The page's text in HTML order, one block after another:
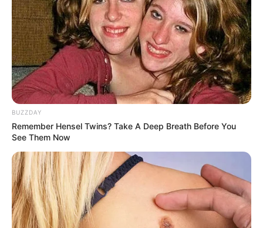
Halda Firga
BUZZDAY
Remember Hensel Twins? Take A Deep Breath Before You
See Them Now